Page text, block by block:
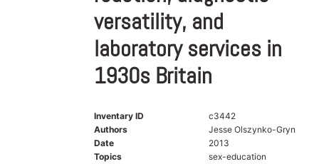
versatility, and
laboratory services in
1930s Britain
Inventary ID
c3442
Authors
Jesse Olszynko-Gryn
Date
2013
Topics
sex-education